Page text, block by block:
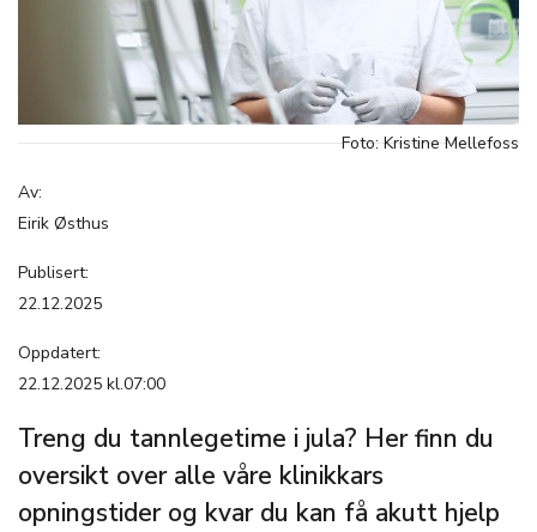
Foto: Kristine Mellefoss
Av:
Eirik Østhus
Publisert:
22.12.2025
Oppdatert:
22.12.2025 kl.07:00
Treng du tannlegetime i jula? Her finn du
oversikt over alle våre klinikkars
opningstider og kvar du kan få akutt hjelp